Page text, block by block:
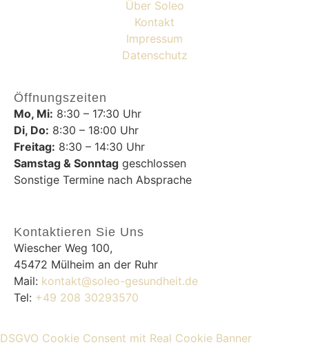
Über Soleo
Kontakt
Impressum
Datenschutz
Öffnungszeiten
Mo, Mi: 8:30 – 17:30 Uhr
Di, Do: 8:30 – 18:00 Uhr
Freitag: 8:30 – 14:30 Uhr
Samstag & Sonntag geschlossen
Sonstige Termine nach Absprache
Kontaktieren Sie Uns
Wiescher Weg 100,
45472 Mülheim an der Ruhr
Mail: kontakt@soleo-gesundheit.de
Tel: +49 208 30293570
DSGVO Cookie Consent mit Real Cookie Banner